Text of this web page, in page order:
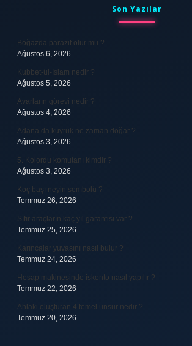
Son Yazılar
Boğazda parazit olur mu ?
Ağustos 6, 2026
Kubbet-ül-İslam nedir ?
Ağustos 5, 2026
Avarların görevi nedir ?
Ağustos 4, 2026
Adana’da kuyruk ne zaman doğar ?
Ağustos 3, 2026
5. Kolordu komutanı kimdir ?
Ağustos 3, 2026
Koç başı neyin sembolü ?
Temmuz 26, 2026
Sıfır araçların kaç yıl garantisi var ?
Temmuz 25, 2026
Karıncalar yuvasını nasıl bulur ?
Temmuz 24, 2026
Hesap makinesinde iskonto nasıl yapılır ?
Temmuz 22, 2026
Ahlaki oluşturan 4 temel unsur nedir ?
Temmuz 20, 2026